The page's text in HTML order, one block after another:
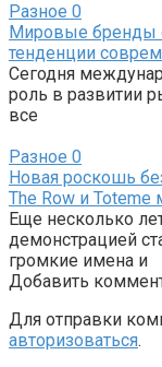
Разное 0
Мировые бренды
тенденции
Сегодня
роль в развитии
все
Разное 0
Новая роскошь
The Row и
Еще несколько
демонстрацией
громкие имена и
Добавить
Для отправки
авторизоваться.